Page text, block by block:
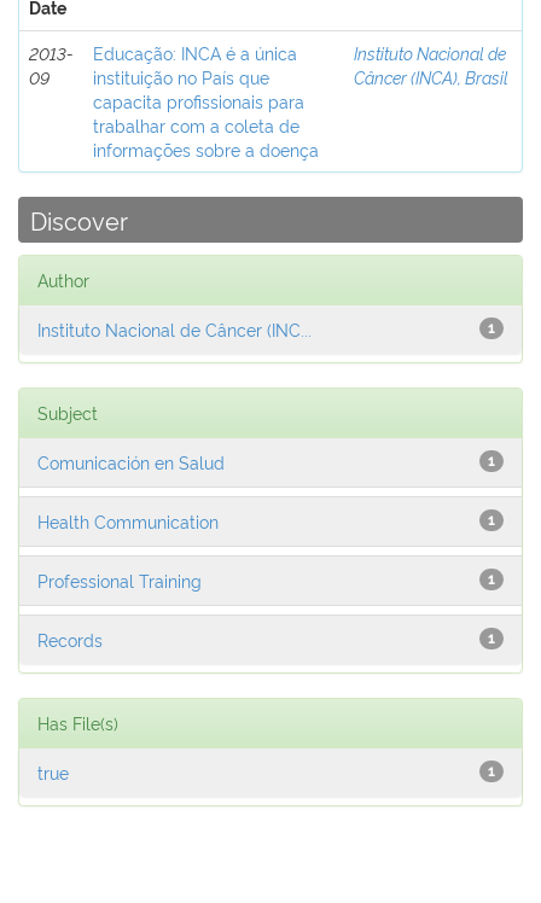
Date
2013-
09
Educação: INCA é a única
instituição no País que
capacita profissionais para
trabalhar com a coleta de
informações sobre a doença
Instituto Nacional de
Câncer (INCA), Brasil
Discover
Author
1
Instituto Nacional de Câncer (INC...
Subject
1
Comunicación en Salud
1
Health Communication
1
Professional Training
1
Records
Has File(s)
1
true